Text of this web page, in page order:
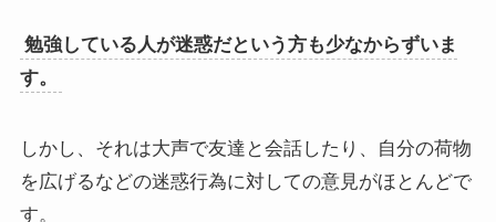
勉強している人が迷惑だという方も少なからずいま
す。
しかし、それは大声で友達と会話したり、自分の荷物
を広げるなどの迷惑行為に対しての意見がほとんどで
す。